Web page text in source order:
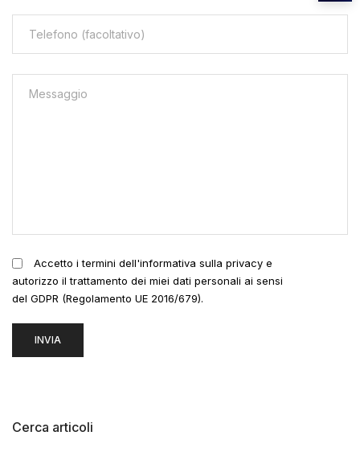
Accetto i termini dell'informativa sulla privacy e
autorizzo il trattamento dei miei dati personali ai sensi
del GDPR (Regolamento UE 2016/679).
Cerca articoli